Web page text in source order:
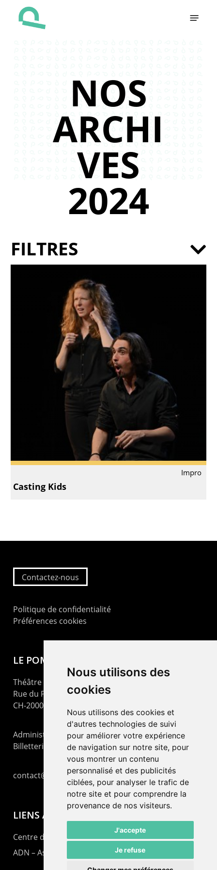
Nous utilisons des
cookies
Nous utilisons des cookies et
d'autres technologies de suivi
pour améliorer votre expérience
de navigation sur notre site, pour
vous montrer un contenu
personnalisé et des publicités
ciblées, pour analyser le trafic de
notre site et pour comprendre la
provenance de nos visiteurs.
J'accepte
Je refuse
NOS
ARCHI
VES
2024
Impro
Casting Kids
FILTRES
Contactez-nous
Politique de confidentialité
Préférences cookies
LE POMMIER
Théâtre – Centre Culturel Neuchâtelois
Rue du Pommier 9
CH-2000 Neuchâtel
Administration : +41 32 725 03 03
Billetterie : +41 32 725 05 05
contact@lepommier.ch
LIENS AMIS
Centre de culture ABC
ADN – Association Danse Neuchâtel